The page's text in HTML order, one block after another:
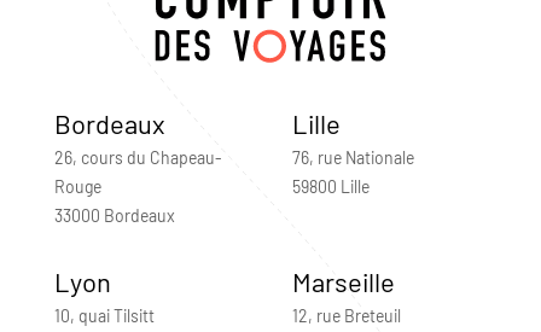
Bordeaux
26, cours du Chapeau-
Rouge
33000 Bordeaux
Lille
76, rue Nationale
59800 Lille
Lyon
10, quai Tilsitt
Marseille
12, rue Breteuil